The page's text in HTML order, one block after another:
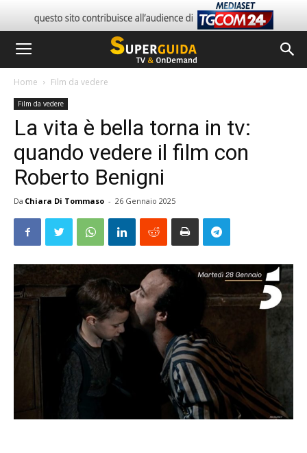
Home Film da vedere
Film da vedere
La vita è bella torna in tv:
quando vedere il film con
Roberto Benigni
Da Chiara Di Tommaso - 26 Gennaio 2025